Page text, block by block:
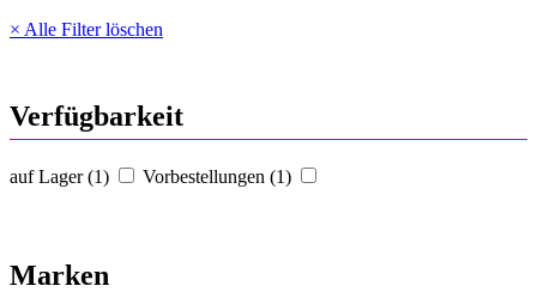
× Alle Filter löschen
Verfügbarkeit
auf Lager (1) Vorbestellungen (1)
Marken